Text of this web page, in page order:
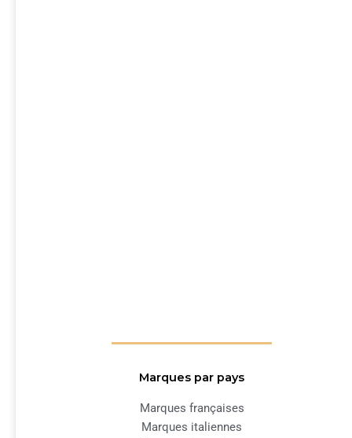
Marques par pays
Marques françaises
Marques italiennes